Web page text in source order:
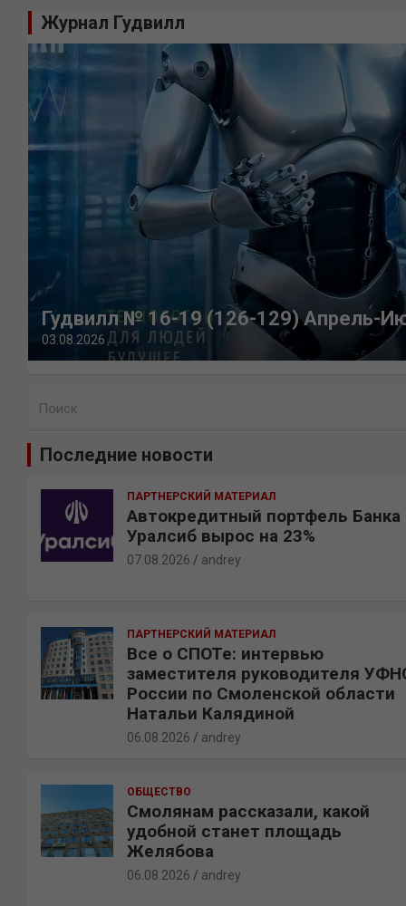
Журнал Гудвилл
Гудвилл № 16-19 (126-129) Апрель-
03.08.2026
Последние новости
ПАРТНЕРСКИЙ МАТЕРИАЛ
Автокредитный портфель Банка
Уралсиб вырос на 23%
07.08.2026 andrey
ПАРТНЕРСКИЙ МАТЕРИАЛ
Все о СПОТе: интервью
заместителя руководителя
России по Смоленской области
Натальи Калядиной
06.08.2026 andrey
ОБЩЕСТВО
Смолянам рассказали, какой
удобной станет площадь
Желябова
06.08.2026 andrey